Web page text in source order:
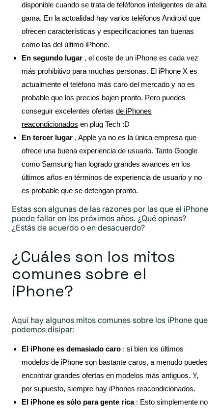
disponible cuando se trata de teléfonos inteligentes de alta
gama. En la actualidad hay varios teléfonos Android que
ofrecen características y especificaciones tan buenas
como las del último iPhone.
En segundo lugar , el coste de un iPhone es cada vez
más prohibitivo para muchas personas. El iPhone X es
actualmente el teléfono más caro del mercado y no es
probable que los precios bajen pronto. Pero puedes
conseguir excelentes ofertas de iPhones
reacondicionados en plug Tech :D
En tercer lugar , Apple ya no es la única empresa que
ofrece una buena experiencia de usuario. Tanto Google
como Samsung han logrado grandes avances en los
últimos años en términos de experiencia de usuario y no
es probable que se detengan pronto.
Estas son algunas de las razones por las que el iPhone
puede fallar en los próximos años. ¿Qué opinas?
¿Estás de acuerdo o en desacuerdo?
¿Cuáles son los mitos
comunes sobre el
iPhone?
Aquí hay algunos mitos comunes sobre los iPhone que
podemos disipar:
El iPhone es demasiado caro : si bien los últimos
modelos de iPhone son bastante caros, a menudo puedes
encontrar grandes ofertas en modelos más antiguos. Y,
por supuesto, siempre hay iPhones reacondicionados.
El iPhone es sólo para gente rica : Esto simplemente no